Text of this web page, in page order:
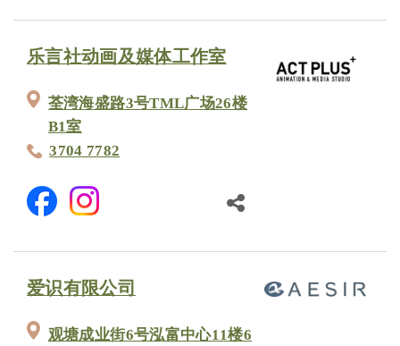
乐言社动画及媒体工作室
荃湾海盛路3号TML广场26楼
B1室
3704 7782
爱识有限公司
观塘成业街6号泓富中心11楼6